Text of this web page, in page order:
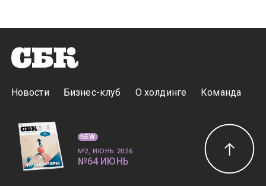
Новости Бизнес-клуб О холдинге Команда
NEW
№2, ИЮНЬ 2026
№64 ИЮНЬ